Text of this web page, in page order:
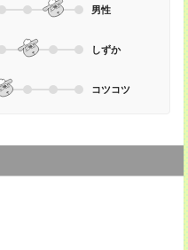
男性
しずか
コツコツ